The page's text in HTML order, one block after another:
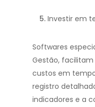
Investir em
Softwares
Gestão,
custos em
registro
indicadores e a